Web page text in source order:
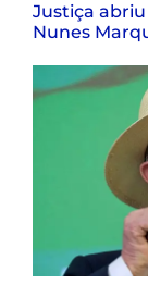
Justiça
Nunes